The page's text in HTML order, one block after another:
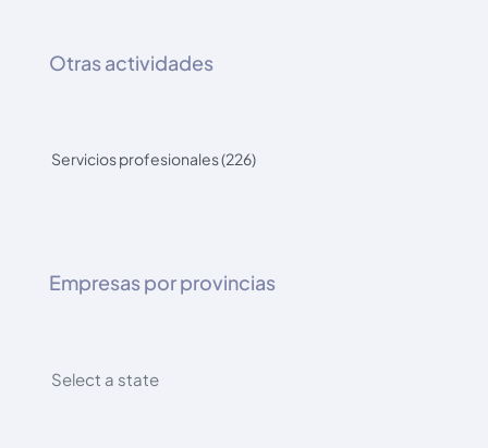
Otras actividades
Servicios profesionales (226)
Empresas por provincias
Select a state